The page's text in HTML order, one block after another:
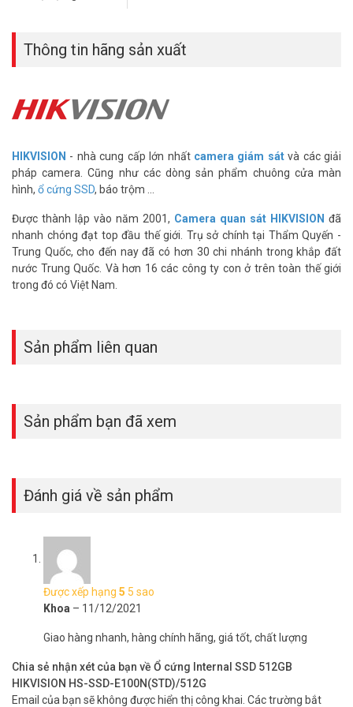
Đặt mua ngay HIKVISION HS-SSD-E100N(STD)/512G xin vui lòng
thêm thông tin tạiFacebook Vuhoangtelecom
Thông tin hãng sản xuất
HIKVISION - nhà cung cấp lớn nhất camera giám sátvà các giải
pháp camera. Cũng như các dòng sản phẩm chuông cửa màn
hình, ổ cứng SSD, báo trộm ...
Được thành lập vào năm 2001, Camera quan sát HIKVISION đã
nhanh chóng đạt top đầu thế giới. Trụ sở chính tại Thẩm Quyến -
Trung Quốc, cho đến nay đã có hơn 30 chi nhánh trong khắp đất
nước Trung Quốc. Và hơn 16 các công ty con ở trên toàn thế giới
trong đó có Việt Nam.
Sản phẩm liên quan
Sản phẩm bạn đã xem
Đánh giá về sản phẩm
Được xếp hạng 5 5 sao
Khoa – 11/12/2021
Giao hàng nhanh, hàng chính hãng, giá tốt, chất lượng
Chia sẻ nhận xét của bạn về Ổ cứng Internal SSD 512GB
HIKVISION HS-SSD-E100N(STD)/512G
Email của bạn sẽ không được hiển thị công khai. Các trường bắt